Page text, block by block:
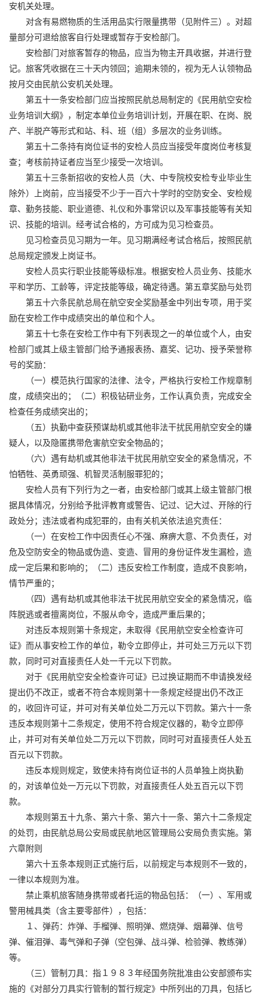
安机关处理。
对含有易燃物质的生活用品实行限量携带（见附件三）。对超
量部分可退给旅客自行处理或暂存于安检部门。
安检部门对旅客暂存的物品，应当为物主开具收据，并进行登
记。旅客凭收据在三十天内领回；逾期未领的，视为无人认领物品
按月交由民航公安机关处理。
第五十一条安检部门应当按照民航总局制定的《民用航空安检
业务培训大纲》，制定本单位业务培训计划，开展在职、在岗、脱
产、半脱产等形式和站、科、班（组）多层次的业务训练。
第五十二条持有岗位证书的安检人员应当接受年度岗位考核复
查；考核前持证者应当至少接受一次培训。
第五十三条新招收的安检人员（大、中专院校安检专业毕业生
除外）上岗前，应当接受不少于一百六十学时的空防安全、安检规
章、勤务技能、职业道德、礼仪和外事常识以及军事技能等有关知
识、技能的培训。经考试合格的，方可成为见习检查员。
见习检查员见习期为一年。见习期满经考试合格后，按照民航
总局规定颁发上岗证书。
安检人员实行职业技能等级标准。根据安检人员业务、技能水
平和学历、工龄等，评定技能等级，确定待遇。第五章奖励与处罚
第五十六条民航总局在航空安全奖励基金中列出专项，用于奖
励在安检工作中成绩突出的单位和个人。
第五十七条在安检工作中有下列表现之一的单位或个人，由安
检部门或其上级主管部门给予通报表扬、嘉奖、记功、授予荣誉称
号的奖励：
（一）模范执行国家的法律、法令，严格执行安检工作规章制
度，成绩突出的；（二）积极钻研业务，工作认真负责，完成安全
检查任务成绩突出的；
（五）执勤中查获预谋劫机或其他非法干扰民用航空安全的嫌
疑人，以及隐匿携带危害航空安全物品的；
（六）遇有劫机或其他非法干扰民用航空安全的紧急情况，不
怕牺牲、英勇顽强、机智灵活制服罪犯的；
安检人员有下列行为之一者，由安检部门或其上级主管部门根
据具体情况，分别给予批评教育或警告、记过、记大过、开除的行
政处分；违法或者构成犯罪的，由有关机关依法追究责任：
（一）在安检工作中因责任心不强、麻痹大意、不负责任，对
危及空防安全的物品或伪造、变造、冒用的身份证件发生漏检，造
成一定后果和影响的；（二）违反安检工作制度，造成不良影响，
情节严重的；
（四）遇有劫机或其他非法干扰民用航空安全的紧急情况，临
阵脱逃或者擅离岗位，不服从命令，造成严重后果的；
对违反本规则第十条规定，未取得《民用航空安全检查许可
证》而从事安检工作的单位，勒令立即停止，并可处三万元以下罚
款，同时可对直接责任人处一千元以下罚款。
对于《民用航空安全检查许可证》已过换证期而不申请换发经
提出仍不改正，或者不符合本规则第十一条规定经提出仍不改正
的，收回许可证，并可对有关单位处二万元以下罚款。第六十一条
违反本规则第十二条规定，使用不符合规定仪器的，勒令立即停
止，并可对有关单位处二万元以下罚款，同时可对直接责任人处五
百元以下罚款。
违反本规则规定，致使未持有岗位证书的人员单独上岗执勤
的，对该单位处一万元以下罚款，对直接责任人处五百元以下罚
款。
本规则第五十九条、第六十条、第六十一条、第六十二条规定
的处罚，由民航总局公安局或民航地区管理局公安局负责实施。第
六章附则
第六十五条本规则正式施行后，以前规定与本规则不一致的，
一律以本规则为准。
禁止乘机旅客随身携带或者托运的物品包括：（一）、军用或
警用械具类（含主要零部件），包括：
１、弹药：炸弹、手榴弹、照明弹、燃烧弹、烟幕弹、信号
弹、催泪弹、毒气弹和子弹（空包弹、战斗弹、检验弹、教练弹）
等。
（三）管制刀具：指１９８３年经国务院批准由公安部颁布实
施的《对部分刀具实行管制的暂行规定》中所列出的刀具，包括匕